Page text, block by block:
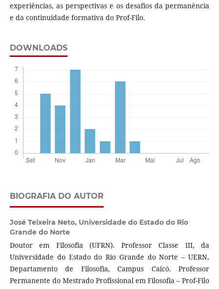
experiências, as perspectivas e os desafios da permanência
e da continuidade formativa do Prof-Filo.
DOWNLOADS
BIOGRAFIA DO AUTOR
José Teixeira Neto, Universidade do Estado do Rio
Grande do Norte
Doutor em Filosofia (UFRN). Professor Classe III, da
Universidade do Estado do Rio Grande do Norte – UERN,
Departamento de Filosofia, Campus Caicó. Professor
Permanente do Mestrado Profissional em Filosofia – Prof-Filo